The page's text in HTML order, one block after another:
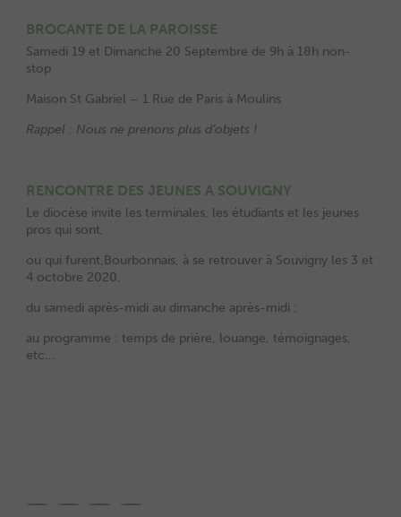
BROCANTE DE LA PAROISSE
Samedi 19 et Dimanche 20 Septembre de 9h à 18h non-
stop
Maison St Gabriel – 1 Rue de Paris à Moulins
Rappel : Nous ne prenons plus d’objets !
RENCONTRE DES JEUNES A SOUVIGNY
Le diocèse invite les terminales, les étudiants et les jeunes
pros qui sont,
ou qui furent,Bourbonnais, à se retrouver à Souvigny les 3 et
4 octobre 2020,
du samedi après-midi au dimanche après-midi ;
au programme : temps de prière, louange, témoignages,
etc…